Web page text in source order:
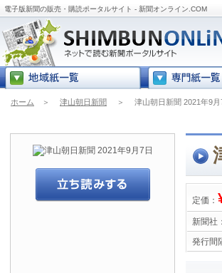
電子版新聞の販売・購読ポータルサイト - 新聞オンライン.COM
ホーム ＞ 津山朝日新聞 ＞ 津山朝日新聞 2021年9月
定価：
新聞社：
発行間